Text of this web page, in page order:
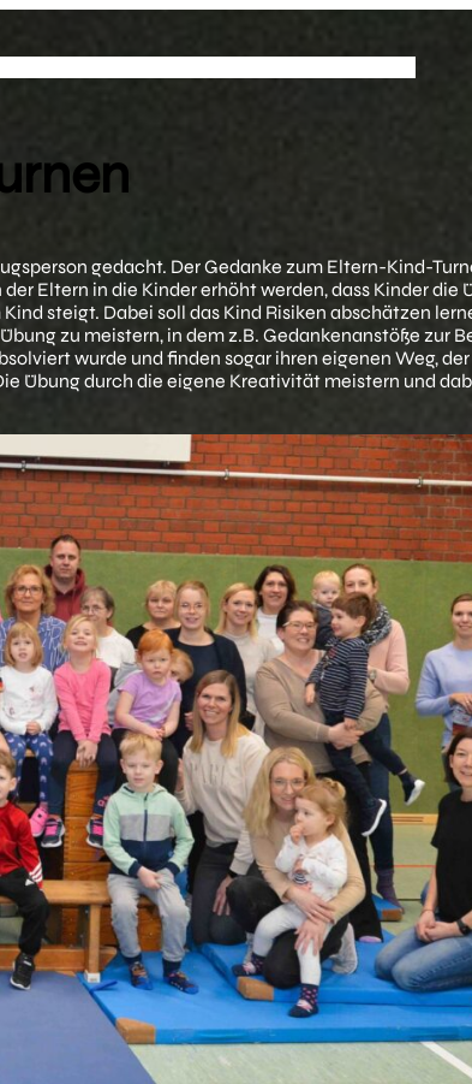
gedacht. Der Gedanke zum Eltern-Kind-
Eltern in die Kinder erhöht werden, dass Kinder die
steigt. Dabei soll das Kind Risiken abschätzen
zu meistern, in dem z.B. Gedankenanstöße zur
wurde und finden sogar ihren eigenen Weg,
Übung durch die eigene Kreativität meistern und